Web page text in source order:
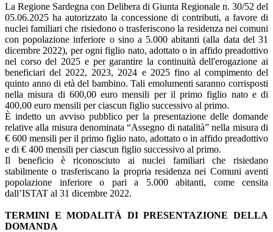
La Regione Sardegna con Delibera di Giunta Regionale n. 30/52 del
05.06.2025 ha autorizzato la concessione di contributi, a favore di
nuclei familiari che risiedono o trasferiscono la residenza nei comuni
con popolazione inferiore o sino a 5.000 abitanti (alla data del 31
dicembre 2022), per ogni figlio nato, adottato o in affido preadottivo
nel corso del 2025 e per garantire la continuità dell'erogazione ai
beneficiari del 2022, 2023, 2024 e 2025 fino al compimento del
quinto anno di età del bambino. Tali emolumenti saranno corrisposti
nella misura di 600,00 euro mensili per il primo figlio nato e di
400,00 euro mensili per ciascun figlio successivo al primo.
È indetto un avviso pubblico per la presentazione delle domande
relative alla misura denominata “Assegno di natalità” nella misura di
€ 600 mensili per il primo figlio nato, adottato o in affido preadottivo
e di € 400 mensili per ciascun figlio successivo al primo.
Il beneficio è riconosciuto ai nuclei familiari che risiedano
stabilmente o trasferiscano la propria residenza nei Comuni aventi
popolazione inferiore o pari a 5.000 abitanti, come censita
dall’ISTAT al 31 dicembre 2022.
TERMINI E MODALITÀ DI PRESENTAZIONE DELLA
DOMANDA